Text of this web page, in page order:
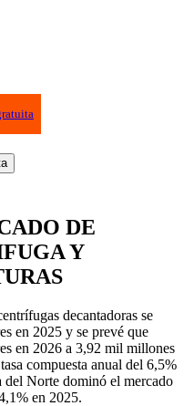
DE
Y
decantadoras se
en 2025 y se prevé que
en 2026 a 3,92 mil millones
compuesta anual del 6,5%
Norte dominó el mercado
en 2025.